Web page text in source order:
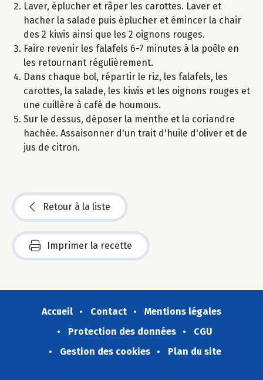
Laver, éplucher et râper les carottes. Laver et
hacher la salade puis éplucher et émincer la chair
des 2 kiwis ainsi que les 2 oignons rouges.
Faire revenir les falafels 6-7 minutes à la poêle en
les retournant régulièrement.
Dans chaque bol, répartir le riz, les falafels, les
carottes, la salade, les kiwis et les oignons rouges et
une cuillère à café de houmous.
Sur le dessus, déposer la menthe et la coriandre
hachée. Assaisonner d'un trait d'huile d'oliver et de
jus de citron.
Retour à la liste
Imprimer la recette
Accueil Contact
Mentions légales
Protection des données
CGU
Gestion des cookies
Plan du site